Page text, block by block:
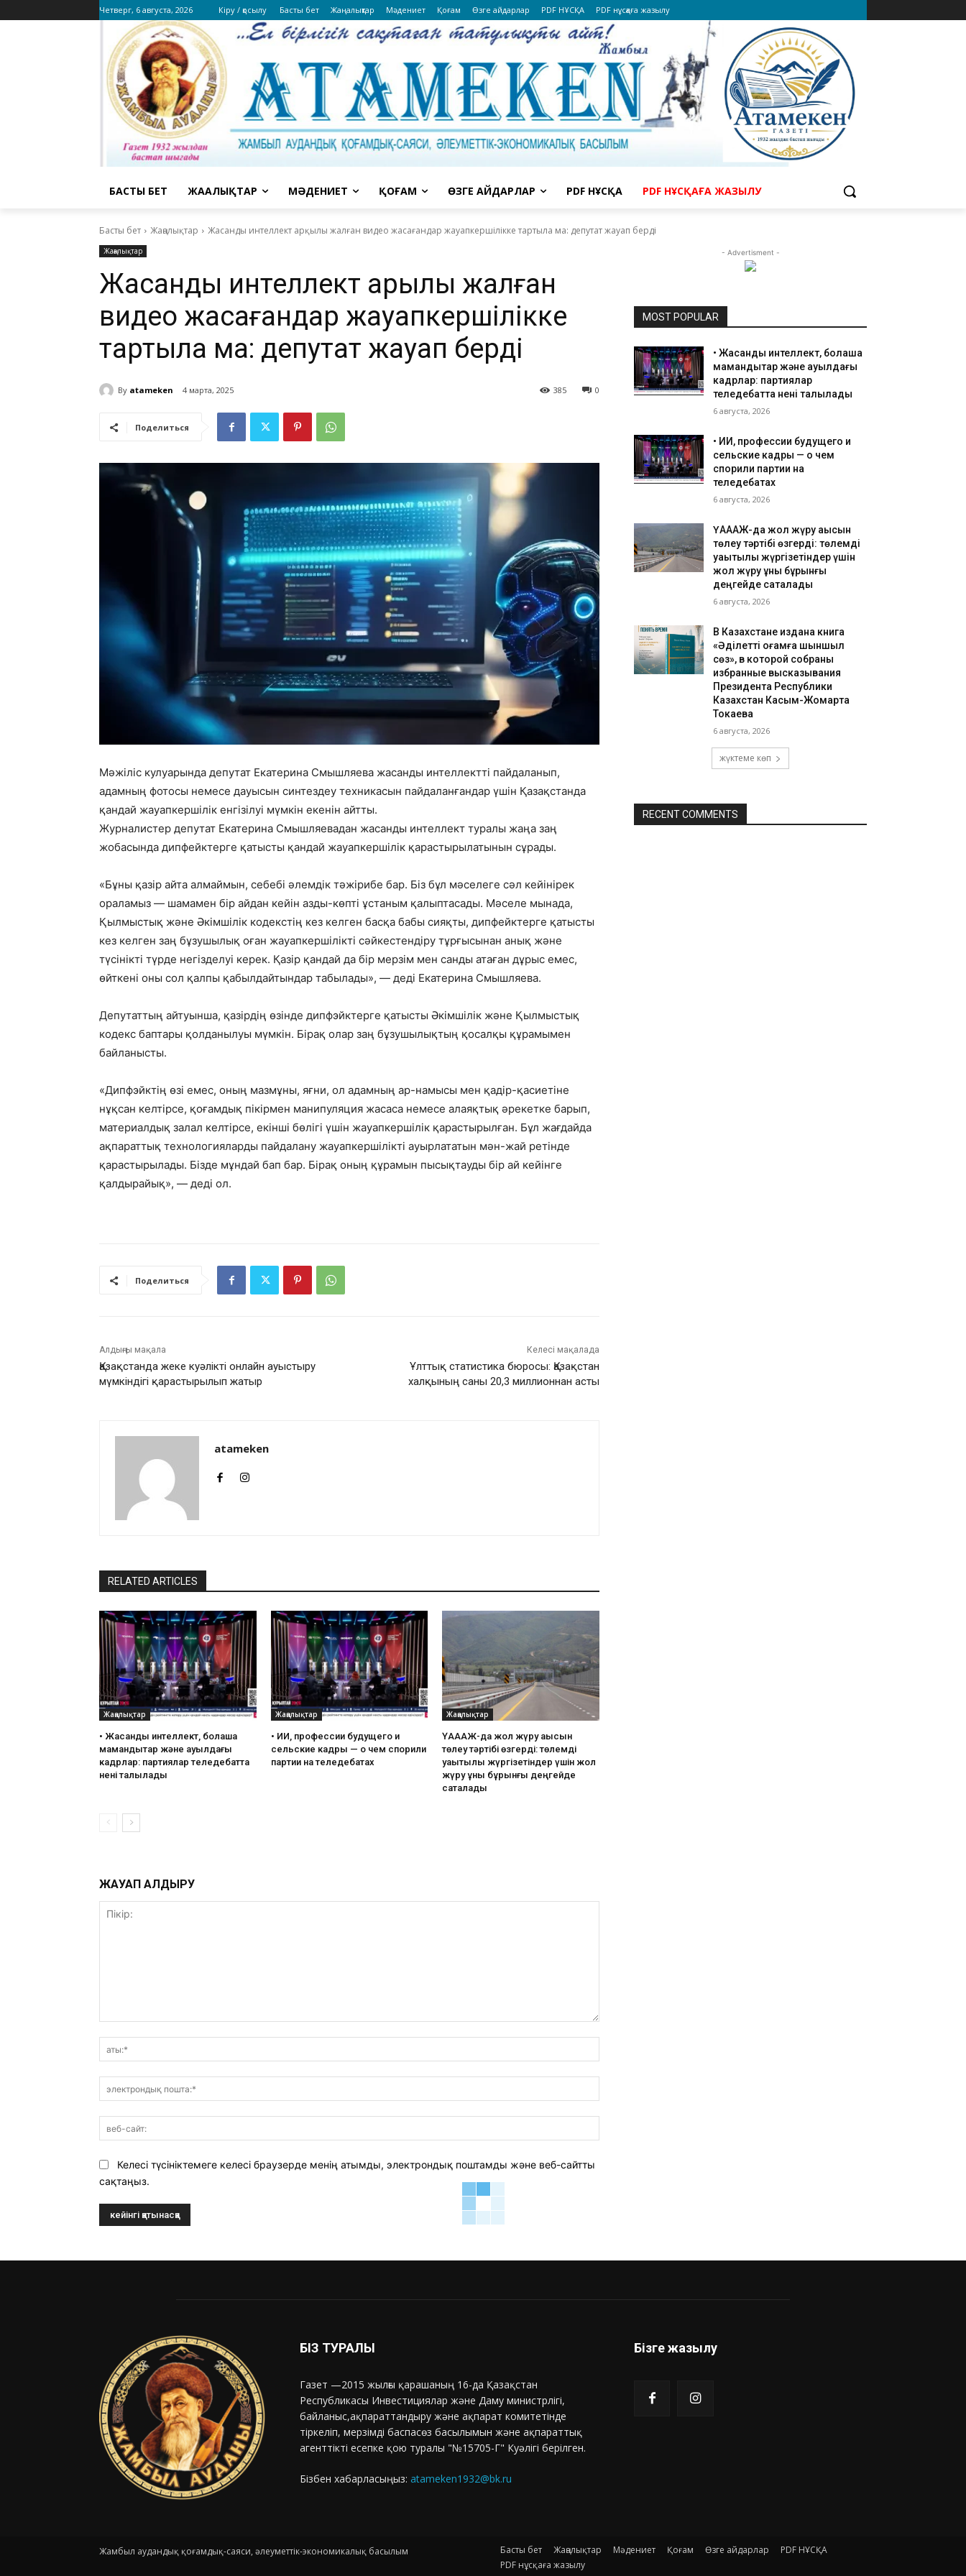
Четверг, 6 августа, 2026 Кіру / қосылу Басты бет Жаңалықтар Мәдениет Қоғам Өзге айдарлар PDF НҰСҚА PDF нұсқаға жазылу
БАСТЫ БЕТ ЖАҢАЛЫҚТАР МӘДЕНИЕТ ҚОҒАМ ӨЗГЕ АЙДАРЛАР PDF НҰСҚА PDF НҰСҚАҒА ЖАЗЫЛУ
Басты бет Жаңалықтар Жасанды интеллект арқылы жалған видео жасағандар жауапкершілікке тартыла ма: депутат жауап берді
Жаңалықтар
Жасанды интеллект арқылы жалған
видео жасағандар жауапкершілікке
тартыла ма: депутат жауап берді
By atameken 4 марта, 2025 0
385
Поделиться
Мәжіліс кулуарында депутат Екатерина Смышляева жасанды интеллектті пайдаланып,
адамның фотосы немесе дауысын синтездеу техникасын пайдаланғандар үшін Қазақстанда
қандай жауапкершілік енгізілуі мүмкін екенін айтты.
Журналистер депутат Екатерина Смышляевадан жасанды интеллект туралы жаңа заң
жобасында дипфейктерге қатысты қандай жауапкершілік қарастырылатынын сұрады.
«Бұны қазір айта алмаймын, себебі әлемдік тәжірибе бар. Біз бұл мәселеге сәл кейінірек
ораламыз — шамамен бір айдан кейін азды-көпті ұстаным қалыптасады. Мәселе мынада,
Қылмыстық және Әкімшілік кодекстің кез келген басқа бабы сияқты, дипфейктерге қатысты
кез келген заң бұзушылық оған жауапкершілікті сәйкестендіру тұрғысынан анық және
түсінікті түрде негізделуі керек. Қазір қандай да бір мерзім мен санды атаған дұрыс емес,
өйткені оны сол қалпы қабылдайтындар табылады», — деді Екатерина Смышляева.
Депутаттың айтуынша, қазірдің өзінде дипфэйктерге қатысты Әкімшілік және Қылмыстық
кодекс баптары қолданылуы мүмкін. Бірақ олар заң бұзушылықтың қосалқы құрамымен
байланысты.
«Дипфэйктің өзі емес, оның мазмұны, яғни, ол адамның ар-намысы мен қадір-қасиетіне
нұқсан келтірсе, қоғамдық пікірмен манипуляция жасаса немесе алаяқтық әрекетке барып,
материалдық залал келтірсе, екінші бөлігі үшін жауапкершілік қарастырылған. Бұл жағдайда
ақпараттық технологияларды пайдалану жауапкершілікті ауырлататын мән-жай ретінде
қарастырылады. Бізде мұндай бап бар. Бірақ оның құрамын пысықтауды бір ай кейінге
қалдырайық», — деді ол.
Поделиться
Алдыңғы мақала
Қазақстанда жеке куәлікті онлайн ауыстыру
мүмкіндігі қарастырылып жатыр
Келесі мақалада
Ұлттық статистика бюросы: Қазақстан
халқының саны 20,3 миллионнан асты
atameken
RELATED ARTICLES
Жаңалықтар
• ⁠Жасанды интеллект, болашақ
мамандықтар және ауылдағы
кадрлар: партиялар теледебатта
нені талқылады
Жаңалықтар
•⁠ ⁠ИИ, профессии будущего и
сельские кадры — о чем спорили
партии на теледебатах
Жаңалықтар
ҮАААЖ-да жол жүру ақысын
төлеу тәртібі өзгерді: төлемді
уақытылы жүргізетіндер үшін жол
жүру құны бұрынғы деңгейде
сақталады
ЖАУАП ҚАЛДЫРУ
пошта:*
сайт:
Келесі түсініктемеге келесі браузерде менің атымды, электрондық поштамды және веб-сайтты
сақтаңыз.
- Advertisment -
MOST POPULAR
• ⁠Жасанды интеллект, болашақ
мамандықтар және ауылдағы
кадрлар: партиялар
теледебатта нені талқылады
6 августа, 2026
•⁠ ⁠ИИ, профессии будущего и
сельские кадры — о чем
спорили партии на
теледебатах
6 августа, 2026
ҮАААЖ-да жол жүру ақысын
төлеу тәртібі өзгерді: төлемді
уақытылы жүргізетіндер үшін
жол жүру құны бұрынғы
деңгейде сақталады
6 августа, 2026
В Казахстане издана книга
«Әділетті қоғамға шыншыл
сөз», в которой собраны
избранные высказывания
Президента Республики
Казахстан Касым-Жомарта
Токаева
6 августа, 2026
жүктеме көп
RECENT COMMENTS
БІЗ ТУРАЛЫ
Газет —2015 жылғы қарашаның 16-да Қазақстан
Республикасы Инвестициялар және Даму министрлігі,
байланыс,ақпараттандыру және ақпарат комитетінде
тіркеліп, мерзімді баспасөз басылымын және ақпараттық
агенттікті есепке қою туралы "№15705-Г" Куәлігі берілген.
Бізбен хабарласыңыз: atameken1932@bk.ru
Бізге жазылу
Жамбыл аудандық қоғамдық-саяси, әлеуметтік-экономикалық басылым Басты бет Жаңалықтар Мәдениет Қоғам Өзге айдарлар
PDF НҰСҚА
PDF нұсқаға жазылу